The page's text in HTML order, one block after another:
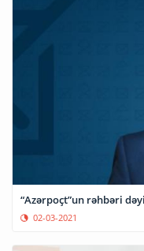
“Azərpoçt”un rəhbəri
02-03-2021